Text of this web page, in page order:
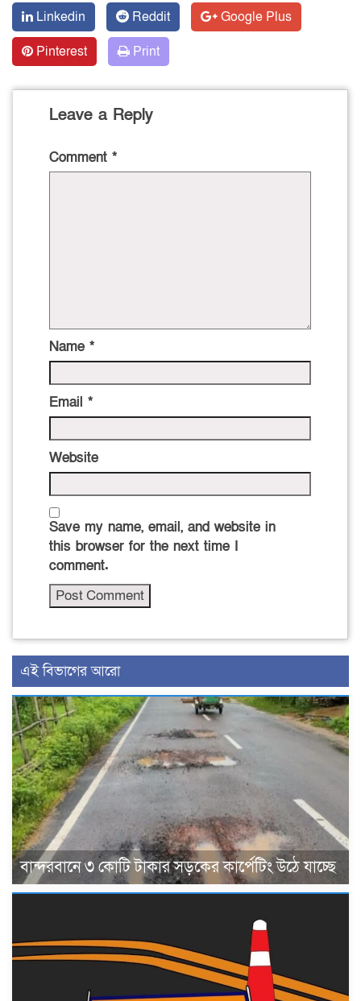
Linkedin
Reddit
Google Plus
Pinterest
Print
Leave a Reply
Comment *
Name *
Email *
Website
Save my name, email, and website in
this browser for the next time I
comment.
এই বিভাগের আরো
বান্দরবানে ৩ কোটি টাকার সড়কের কার্পেটিং উঠে যাচ্ছে